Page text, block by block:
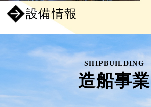
設備情報
SHIPBUILDING
造船事業